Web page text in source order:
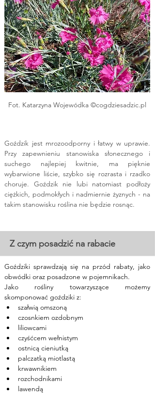
Fot. Katarzyna Wojewódka ©cogdziesadzic.pl
Goździk jest mrozoodporny i łatwy w uprawie.
Przy zapewnieniu stanowiska słonecznego i
suchego najlepiej kwitnie, ma pięknie
wybarwione liście, szybko się rozrasta i rzadko
choruje. Goździk nie lubi natomiast podłoży
ciężkich, podmokłych i nadmiernie żyznych - na
takim stanowisku roślina nie będzie rosnąc.
Z czym posadzić na rabacie
Goździki sprawdzają się na przód rabaty, jako
obwódki oraz posadzone w pojemnikach.
Jako rośliny towarzyszące możemy
skomponować goździki z:
szałwią omszoną
czosnkiem ozdobnym
liliowcami
czyśćcem wełnistym
ostnicą cieniutką
palczatką miotlastą
krwawnikiem
rozchodnikami
lawendą